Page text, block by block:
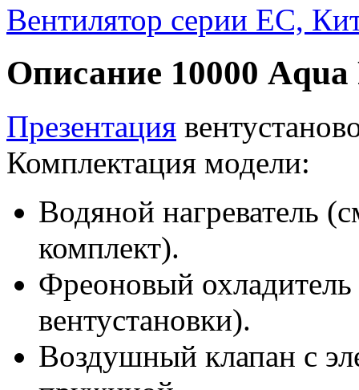
Вентилятор серии EC,
Описание 10000 Aqua
Презентация
Комплектация модели:
Водяной нагреватель
комплект).
Фреоновый
вентустановки).
Воздушный клапан с